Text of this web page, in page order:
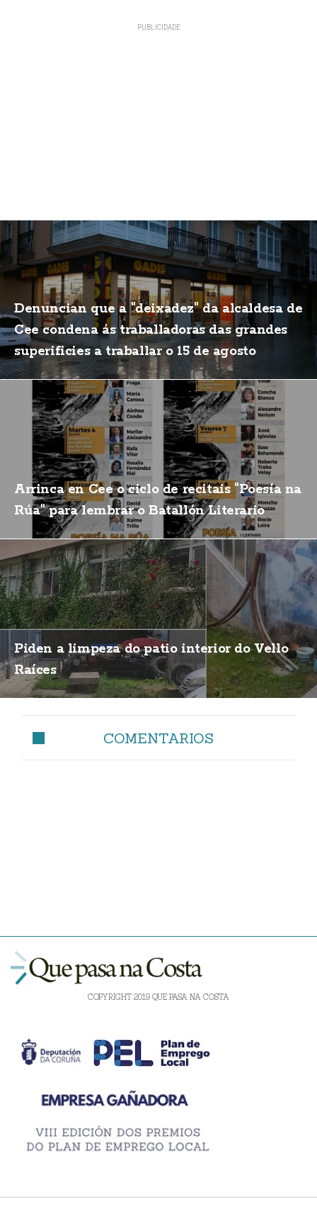
Denuncian que a "deixadez" da alcaldesa de
Cee condena ás traballadoras das grandes
superificies a traballar o 15 de agosto
Arrinca en Cee o ciclo de recitais "Poesía na
Rúa" para lembrar o Batallón Literario
Piden a limpeza do patio interior do Vello
Raíces
COMENTARIOS
COPYRIGHT 2019 QUE PASA NA COSTA